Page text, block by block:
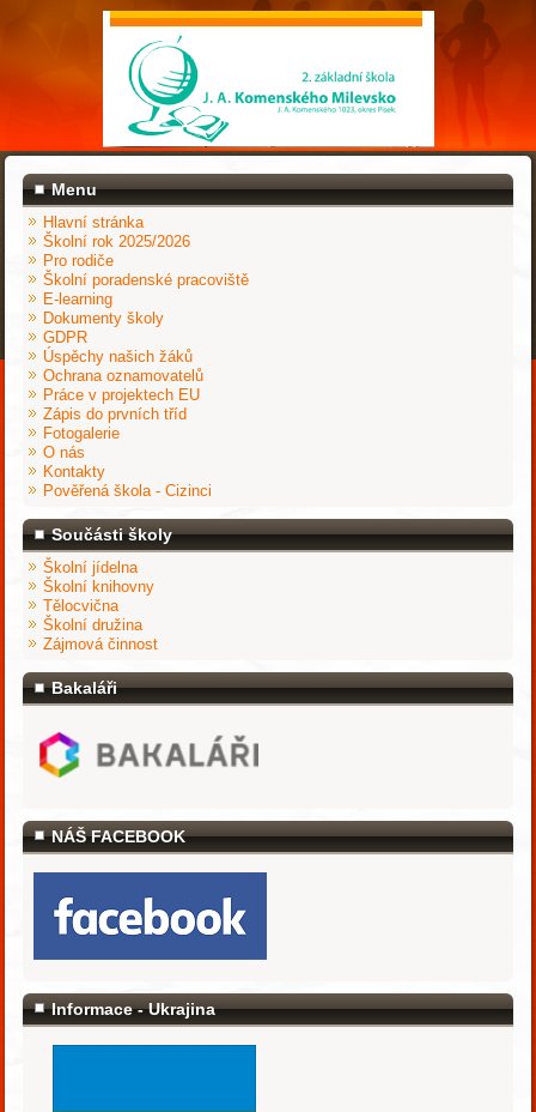
Menu
Hlavní stránka
Školní rok 2025/2026
Pro rodiče
Školní poradenské pracoviště
E-learning
Dokumenty školy
GDPR
Úspěchy našich žáků
Ochrana oznamovatelů
Práce v projektech EU
Zápis do prvních tříd
Fotogalerie
O nás
Kontakty
Pověřená škola - Cizinci
Součásti školy
Školní jídelna
Školní knihovny
Tělocvična
Školní družina
Zájmová činnost
Bakaláři
NÁŠ FACEBOOK
Informace - Ukrajina